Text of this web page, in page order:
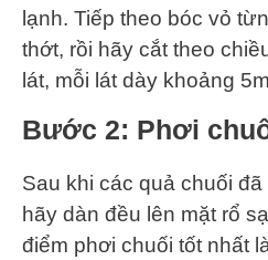
lạnh. Tiếp theo bóc vỏ
thớt, rồi hãy cắt theo
lát, mỗi lát dày khoảng
Bước 2: Phơi
Sau khi các quả chuối
hãy dàn đều lên mặt rổ
điểm phơi chuối tốt nhất